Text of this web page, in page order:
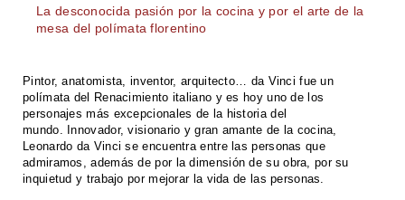
La desconocida pasión por la cocina y por el arte de la
mesa del polímata florentino
Pintor, anatomista, inventor, arquitecto… da Vinci fue un
polímata del Renacimiento italiano y es hoy uno de los
personajes más excepcionales de la historia del
mundo. Innovador, visionario y gran amante de la cocina,
Leonardo da Vinci se encuentra entre las personas que
admiramos, además de por la dimensión de su obra, por su
inquietud y trabajo por mejorar la vida de las personas.